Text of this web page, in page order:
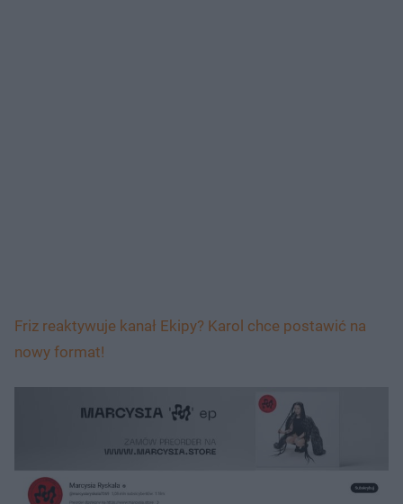
Friz reaktywuje kanał Ekipy? Karol chce postawić na
nowy format!